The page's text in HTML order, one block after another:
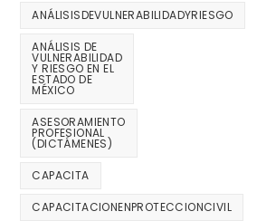
ANÁLISISDEVULNERABILIDADYRIESGO
ANÁLISIS DE
VULNERABILIDAD
Y RIESGO EN EL
ESTADO DE
MÉXICO
ASESORAMIENTO
PROFESIONAL
(DICTÁMENES)
CAPACITA
CAPACITACIONENPROTECCIONCIVIL